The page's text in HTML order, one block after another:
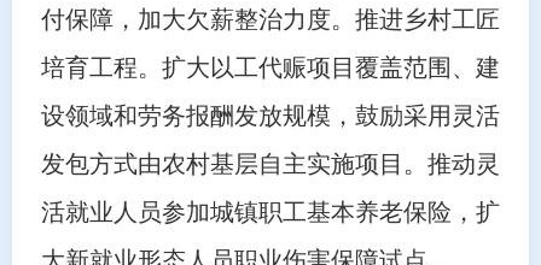
付保障，加大欠薪整治力度。推进乡村工匠
培育工程。扩大以工代赈项目覆盖范围、建
设领域和劳务报酬发放规模，鼓励采用灵活
发包方式由农村基层自主实施项目。推动灵
活就业人员参加城镇职工基本养老保险，扩